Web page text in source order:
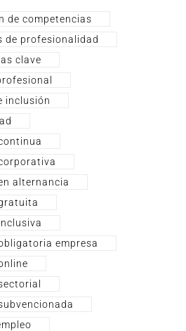
de competencias
de profesionalidad
clave
inclusión
alternancia
empresa